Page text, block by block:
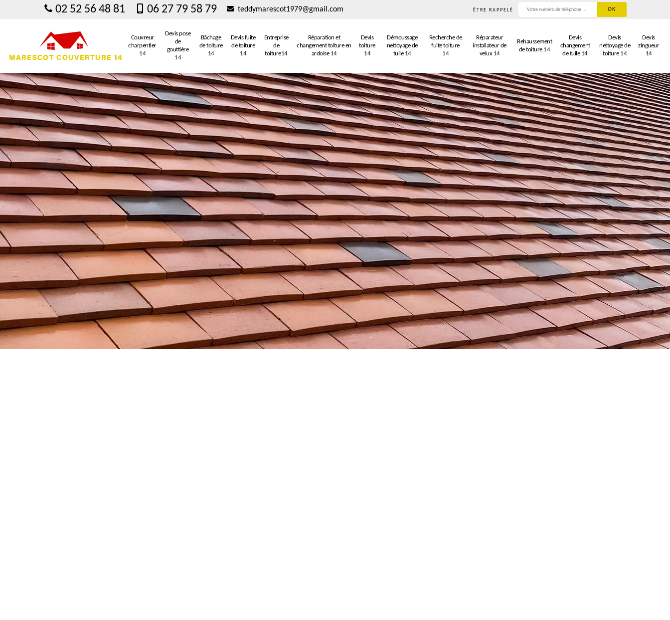
02 52 56 48 81 06 27 79 58 79 teddymarescot1979@gmail.com ÊTRE RAPPELÉ
Couvreur
charpentier
14
Devis pose
de
gouttière
14
Bâchage
de toiture
14
Devis fuite
de toiture
14
Entreprise
de
toiture14
Réparation et
changement toiture en
ardoise 14
Devis
toiture
14
Démoussage
nettoyage de
tuile 14
Recherche de
fuite toiture
14
Réparateur
installateur de
velux 14
Rehaussement
de toiture 14
Devis
changement
de tuile 14
Devis
nettoyage de
toiture 14
Devis
zingueur
14